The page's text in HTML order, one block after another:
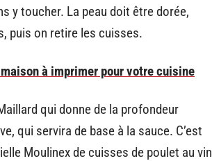
y toucher. La peau doit être dorée,
puis on retire les cuisses.
à imprimer pour votre cuisine
qui donne de la profondeur
qui servira de base à la sauce. C’est
Moulinex de cuisses de poulet au vin